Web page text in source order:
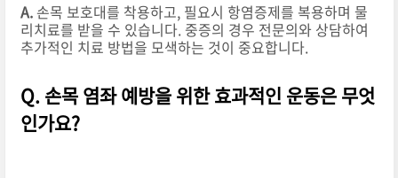
A.손목 보호대를 착용하고, 필요시 항염증제를 복용하며 물
리치료를 받을 수 있습니다. 중증의 경우 전문의와 상담하여
추가적인 치료 방법을 모색하는 것이 중요합니다.
Q. 손목 염좌 예방을 위한 효과적인 운동은 무엇
인가요?